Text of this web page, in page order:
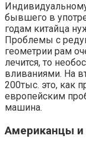
бывшего в
годам китайца
Проблемы с
геометрии рам
лечится, то
вливаниями. На
200тыс. это, как
европейским
машина.
Американцы